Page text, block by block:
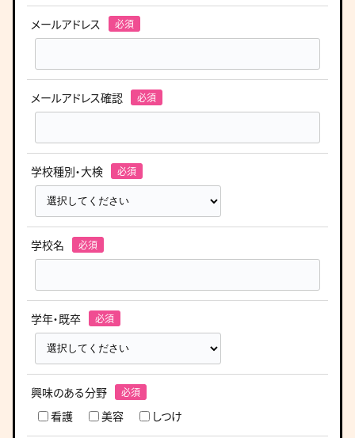
メールアドレス
メールアドレス確認
学校種別・大検
学校名
学年・既卒
興味のある分野
看護
美容 しつけ